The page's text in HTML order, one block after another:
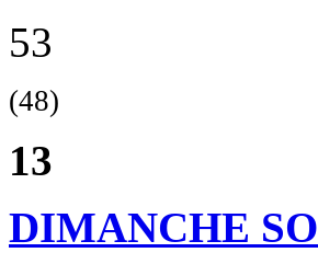
53
(48)
13
DIMANCHE